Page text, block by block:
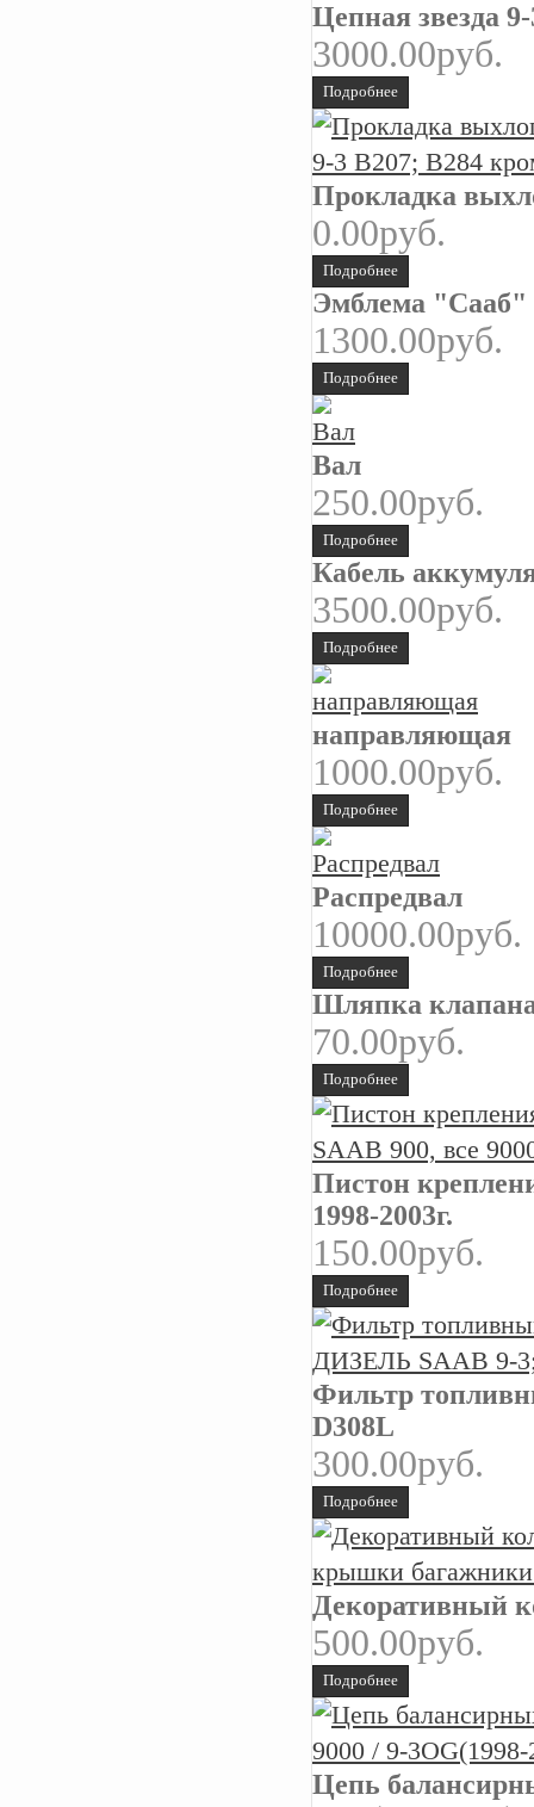
Цепная звезда
3000.00руб.
Подробнее
Прокладка
0.00руб.
Подробнее
Эмблема "Сааб"
1300.00руб.
Подробнее
Вал
250.00руб.
Подробнее
Кабель
3500.00руб.
Подробнее
направляющая
1000.00руб.
Подробнее
Распредвал
10000.00руб.
Подробнее
Шляпка
70.00руб.
Подробнее
Пистон
1998-2003г.
150.00руб.
Подробнее
Фильтр
D308L
300.00руб.
Подробнее
Декоративный
500.00руб.
Подробнее
Цепь